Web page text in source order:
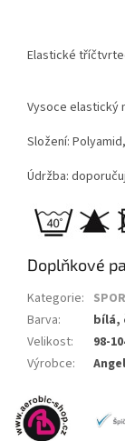
Elastické
Vysoce elastický
Složení:
Údržba:
Doplňkové
Kategorie:
Barva:
bílá,
Velikost:
98-
Výrobce: